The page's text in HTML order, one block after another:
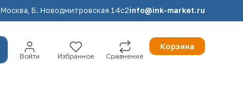
Москва, Б. Новодмитровская 14с2info@ink-market.ru
Войти Избранное Сравнение
Корзина